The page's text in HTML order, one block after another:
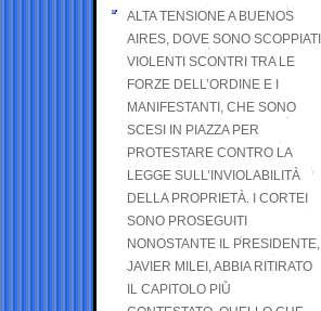
ALTA TENSIONE A BUENOS
AIRES, DOVE SONO SCOPPIATI
VIOLENTI SCONTRI TRA LE
FORZE DELL’ORDINE E I
MANIFESTANTI, CHE SONO
SCESI IN PIAZZA PER
PROTESTARE CONTRO LA
LEGGE SULL’INVIOLABILITÀ
DELLA PROPRIETÀ. I CORTEI
SONO PROSEGUITI
NONOSTANTE IL PRESIDENTE,
JAVIER MILEI, ABBIA RITIRATO
IL CAPITOLO PIÙ